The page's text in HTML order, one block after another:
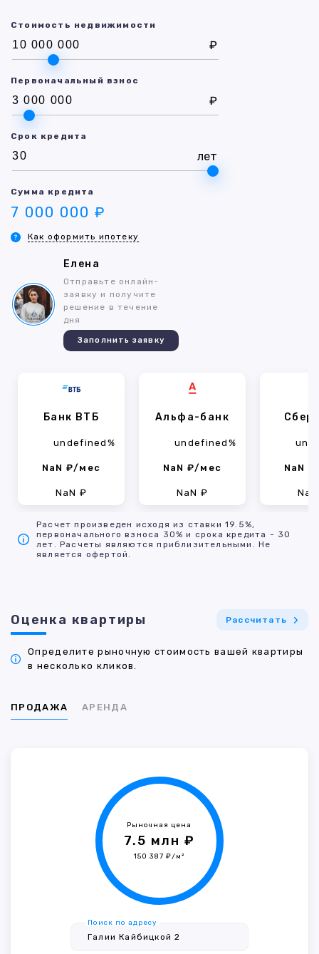
Стоимость недвижимости
₽
Первоначальный взнос
₽
Срок кредита
лет
Сумма кредита
7 000 000 ₽
Как оформить ипотеку
Елена
Отправьте онлайн-
заявку и получите
решение в течение
дня
Заполнить заявку
Банк ВТБ
undefined%
NaN ₽/мес
NaN ₽
Альфа-банк
undefined%
NaN ₽/мес
NaN ₽
NaN
Расчет произведен исходя из ставки 19.5%,
первоначального взноса 30% и срока кредита - 30
лет. Расчеты являются приблизительными. Не
является офертой.
Оценка квартиры Рассчитать
Определите рыночную стоимость вашей квартиры
в несколько кликов.
ПРОДАЖА АРЕНДА
Рыночная цена
7.5 млн ₽
150 387 ₽/м²
Поиск по адресу